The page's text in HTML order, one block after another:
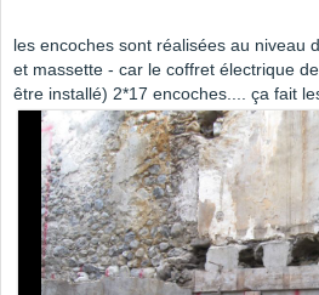
les encoches sont réalisées au niveau
et massette - car le coffret électrique
être installé) 2*17 encoches.... ça fait